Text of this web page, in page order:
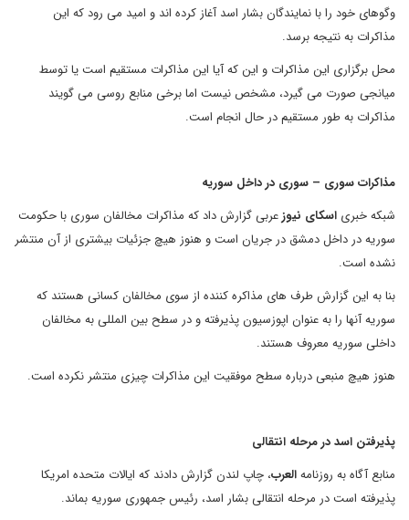
وگوهای خود را با نمایندگان بشار اسد آغاز کرده اند و امید می رود که این
مذاکرات به نتیجه برسد.
محل برگزاری این مذاکرات و این که آیا این مذاکرات مستقیم است یا توسط
میانجی صورت می گیرد، مشخص نیست اما برخی منابع روسی می گویند
مذاکرات به طور مستقیم در حال انجام است.
مذاکرات سوری – سوری در داخل سوریه
شبکه خبری اسکای نیوزعربی گزارش داد که مذاکرات مخالفان سوری با حکومت
سوریه در داخل دمشق در جریان است و هنوز هیچ جزئیات بیشتری از آن منتشر
نشده است.
بنا به این گزارش طرف های مذاکره کننده از سوی مخالفان کسانی هستند که
سوریه آنها را به عنوان اپوزسیون پذیرفته و در سطح بین المللی به مخالفان
داخلی سوریه معروف هستند.
هنوز هیچ منبعی درباره سطح موفقیت این مذاکرات چیزی منتشر نکرده است.
پذیرفتن اسد در مرحله انتقالی
منابع آگاه به روزنامهالعرب، چاپ لندن گزارش دادند که ایالات متحده امریکا
پذیرفته است در مرحله انتقالی بشار اسد، رئیس جمهوری سوریه بماند.